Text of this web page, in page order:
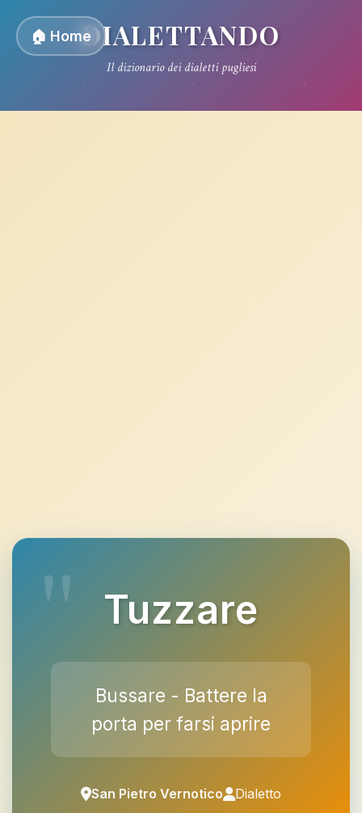
🏠 HomeDIALETTANDO
Il dizionario dei dialetti pugliesi
Tuzzare
Bussare - Battere la
porta per farsi aprire
San Pietro Vernotico Dialetto